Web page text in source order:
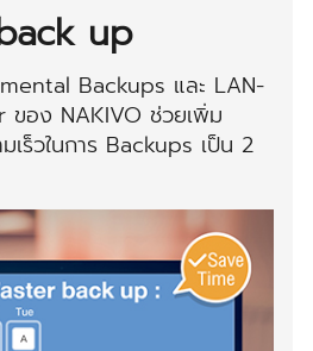
up
Backups และ LAN-
อง NAKIVO ช่วยเพิ่ม
เร็วในการ Backups เป็น 2